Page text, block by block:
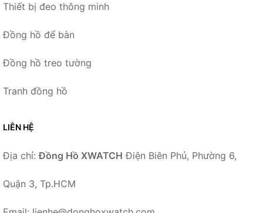
Thiết bị đeo thông minh
Đồng hồ để bàn
Đồng hồ treo tường
Tranh đồng hồ
LIÊN HỆ
Địa chỉ:Đồng Hồ XWATCH Điện Biên Phủ, Phường 6,
Quận 3, Tp.HCM